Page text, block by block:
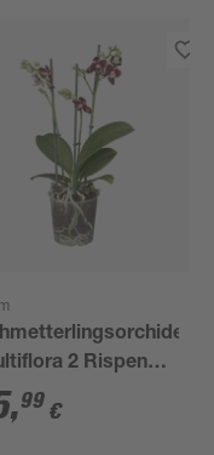
2 Rispen
12 cm
,99 €